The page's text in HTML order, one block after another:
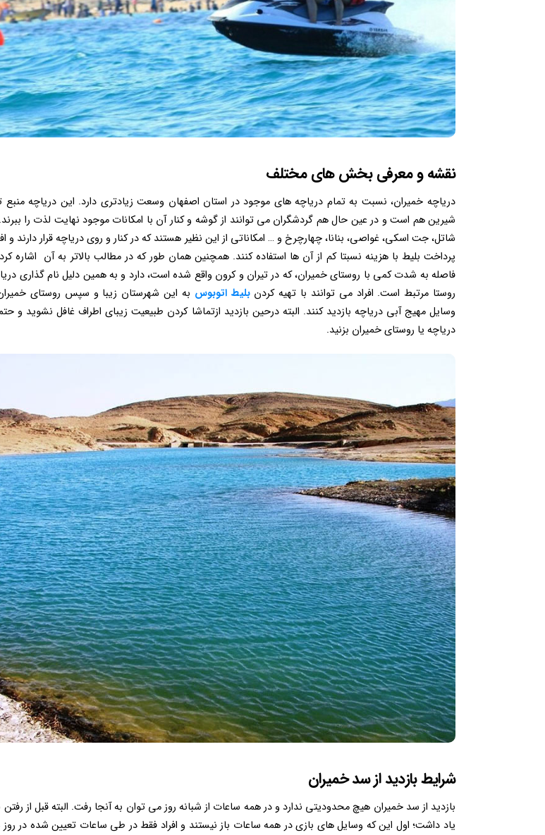
نقشه و معرفی بخش های مختلف
دریاچه خمیران، نسبت به تمام دریاچه های موجود در استان اصفهان وسعت زیادتری دارد. این دریاچه منبع
شیرین هم است و در عین حال هم گردشگران می توانند از گوشه و کنار آن با امکانات موجود نهایت لذت را ببرند.
شاتل، جت اسکی، غواصی، بنانا، چهارچرخ و … امکاناتی از این نظیر هستند که در کنار و روی دریاچه قرار دارند و
پرداخت بلیط با هزینه نسبتا کم از آن ها استفاده کنند. همچنین همان طور که در مطالب بالاتر به آن اشاره
فاصله به شدت کمی با روستای خمیران، که در تیران و کرون واقع شده است، دارد و به همین دلیل نام گذاری
روستا مرتبط است. افراد می توانند با تهیه کردنبلیط اتوبوس به این شهرستان زیبا و سپس روستای
وسایل مهیج آبی دریاچه بازدید کنند. البته درحین بازدید ازتماشا کردن طبیعیت زیبای اطراف غافل نشوید و
دریاچه یا روستای خمیران بزنید.
شرایط بازدید از سد خمیران
بازدید از سد خمیران هیچ محدودیتی ندارد و در همه ساعات از شبانه روز می توان به آنجا رفت. البته قبل از رفتن
یاد داشت؛ اول این که وسایل های بازی در همه ساعات باز نیستند و افراد فقط در طی ساعات تعیین شده در روز